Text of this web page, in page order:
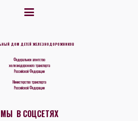
ДОМ ДЕТЕЙ ЖЕЛЕЗНОДОРОЖНИКОВ
Федеральное агентство
железнодорожного транспорта
Российской Федерации
Министерство транспорта
Российской Федерации
МЫ В СОЦСЕТЯХ